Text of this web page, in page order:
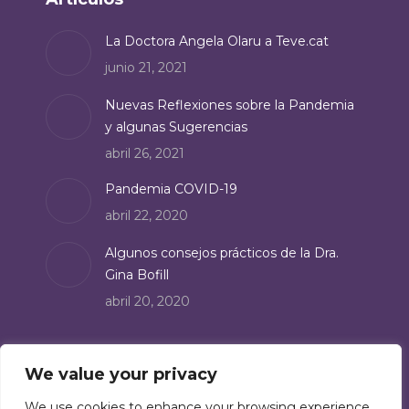
We value your privacy
opens
window
La Doctora Angela Olaru a Teve.cat
junio 21, 2021
Nuevas Reflexiones sobre la Pandemia
y algunas Sugerencias
abril 26, 2021
Pandemia COVID-19
abril 22, 2020
Algunos consejos prácticos de la Dra.
Gina Bofill
abril 20, 2020